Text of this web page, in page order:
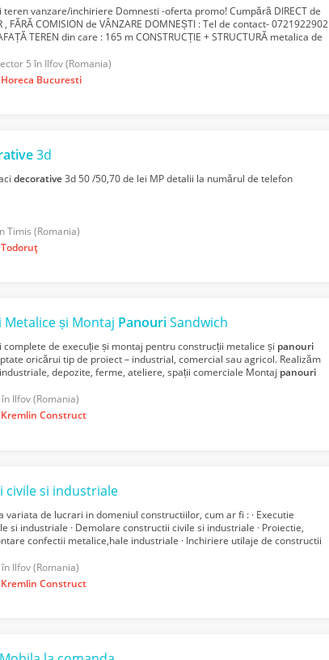
teren vanzare/inchiriere Domnesti -oferta promo! Cumpără DIRECT de
, FĂRĂ COMISION de VÂNZARE DOMNEȘTI : Tel de contact- 0721922902
TEREN din care : 165 m CONSTRUCȚIE + STRUCTURĂ metalica de
5 în Ilfov (Romania)
Horeca Bucuresti
3d
decorative3d 50 /50,70 de lei MP detalii la numărul de telefon
Timis (Romania)
Todoruț
Metalice și Montaj PanouriSandwich
de execuție și montaj pentru construcții metalice și panouri
oricărui tip de proiect – industrial, comercial sau agricol. Realizăm
depozite, ferme, ateliere, spații comerciale Montaj panouri
Ilfov (Romania)
Kremlin Construct
civile si industriale
variata de lucrari in domeniul constructiilor, cum ar fi : · Executie
si industriale · Demolare constructii civile si industriale · Proiectie,
confectii metalice,hale industriale · Inchiriere utilaje de constructii
Ilfov (Romania)
Kremlin Construct